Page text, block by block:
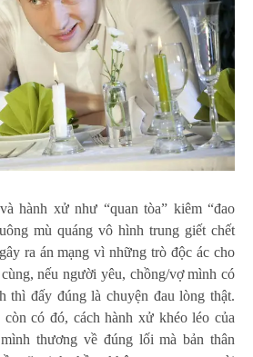
hành xử như “quan tòa” kiêm “đao
mù quáng vô hình trung giết chết
ra án mạng vì những trò độc ác cho
nếu người yêu, chồng/vợ mình có
thì đấy đúng là chuyện đau lòng thật.
có đó, cách hành xử khéo léo của
thương về đúng lối mà bản thân